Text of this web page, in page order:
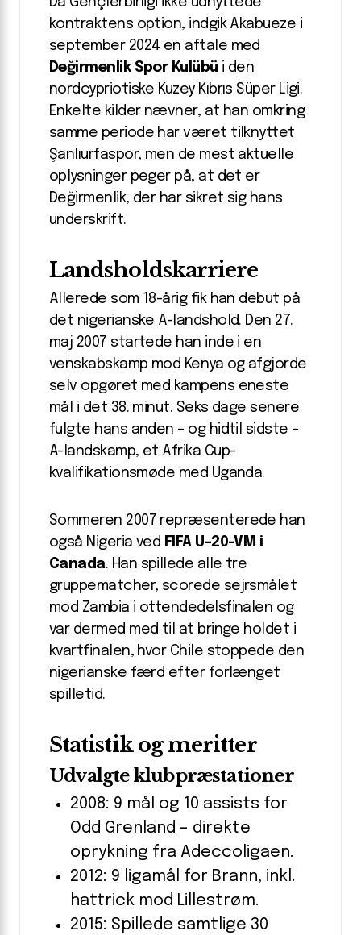
kontraktens option, indgik Akabueze i
september 2024 en aftale med
Değirmenlik Spor Kulübü i den
nordcypriotiske Kuzey Kıbrıs Süper Ligi.
Enkelte kilder nævner, at han omkring
samme periode har været tilknyttet
Şanlıurfaspor, men de mest aktuelle
oplysninger peger på, at det er
Değirmenlik, der har sikret sig hans
underskrift.
Landsholdskarriere
Allerede som 18-årig fik han debut på
det nigerianske A-landshold. Den 27.
maj 2007 startede han inde i en
venskabskamp mod Kenya og afgjorde
selv opgøret med kampens eneste
mål i det 38. minut. Seks dage senere
fulgte hans anden – og hidtil sidste –
A-landskamp, et Afrika Cup-
kvalifikationsmøde med Uganda.
Sommeren 2007 repræsenterede han
også Nigeria ved FIFA U-20-VM i
Canada. Han spillede alle tre
gruppematcher, scorede sejrsmålet
mod Zambia i ottendedelsfinalen og
var dermed med til at bringe holdet i
kvartfinalen, hvor Chile stoppede den
nigerianske færd efter forlænget
spilletid.
Statistik og meritter
Udvalgte klubpræstationer
2008: 9 mål og 10 assists for
Odd Grenland – direkte
oprykning fra Adeccoligaen.
2012: 9 ligamål for Brann, inkl.
hattrick mod Lillestrøm.
2015: Spillede samtlige 30